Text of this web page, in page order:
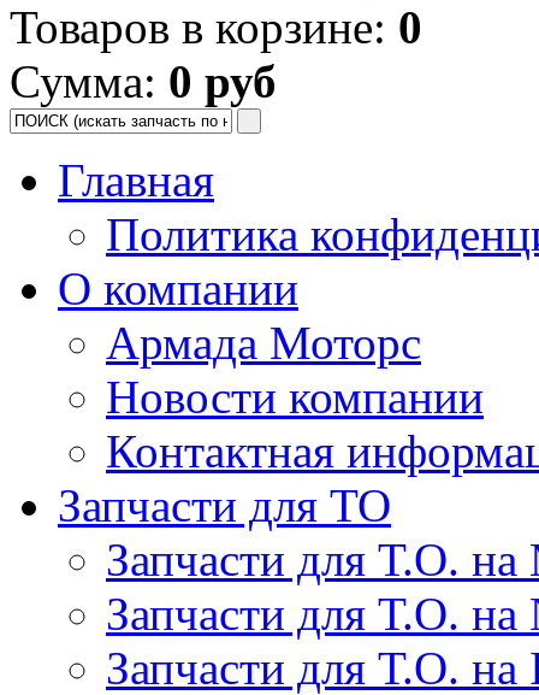
Товаров в корзине: 0
Сумма: 0 руб
Главная
Политика
О компании
Армада Моторс
Новости компании
Контактная
Запчасти для ТО
Запчасти для Т.О. на
Запчасти для Т.О. на
Запчасти для Т.О.